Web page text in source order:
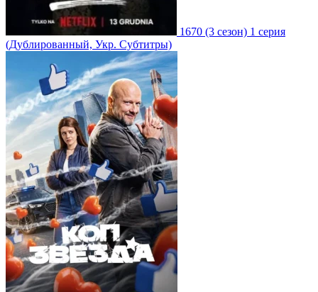
1670 (3 сезон) 1 серия
(Дублированный, Укр. Субтитры)